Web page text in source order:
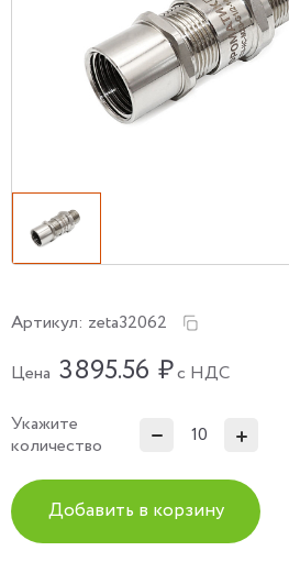
Артикул: zeta32062
Цена 3895.56 ₽с НДС
Укажите
количество
Добавить в корзину